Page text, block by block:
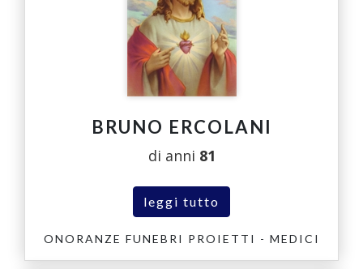
BRUNO ERCOLANI
di anni 81
leggi tutto
ONORANZE FUNEBRI PROIETTI - MEDICI